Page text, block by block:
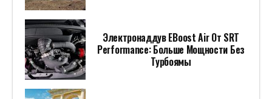
Электронаддув EBoost Air От SRT
Performance: Больше Мощности Без
Турбоямы